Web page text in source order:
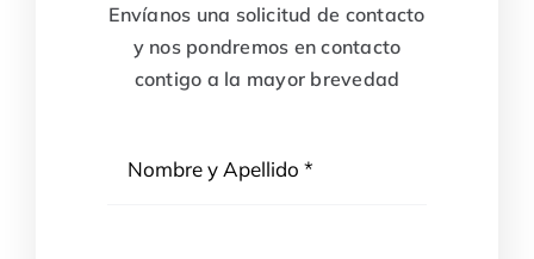
Envíanos una solicitud de contacto
y nos pondremos en contacto
contigo a la mayor brevedad